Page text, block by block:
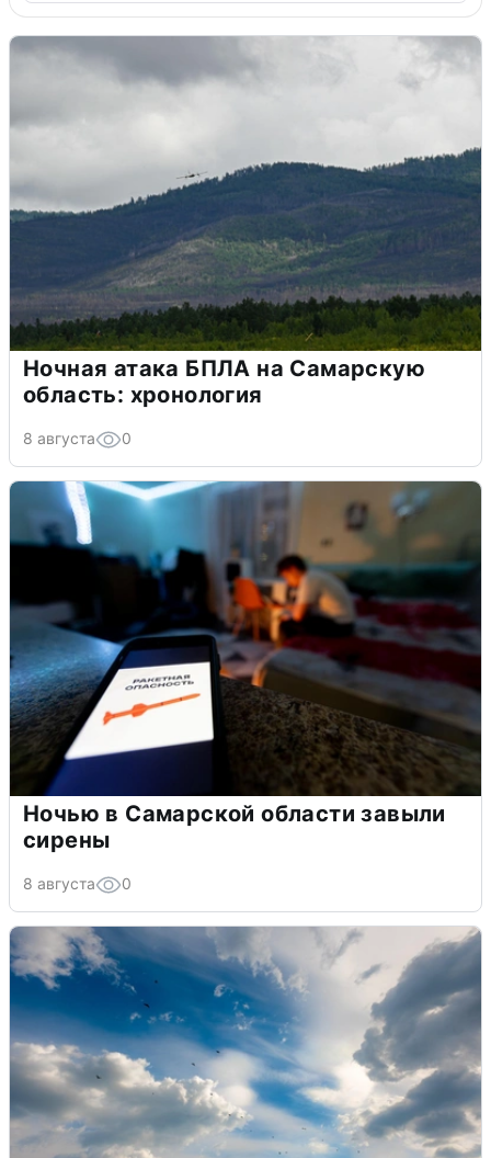
Ночная атака БПЛА на Самарскую
область: хронология
8 августа 0
Ночью в Самарской области завыли
сирены
8 августа 0